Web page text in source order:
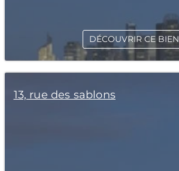
DÉCOUVRIR CE BIEN
13, rue des sablons